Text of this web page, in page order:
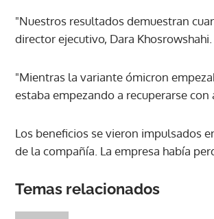
"Nuestros resultados demuestran
director ejecutivo, Dara Khosrowshahi.
"Mientras la variante ómicron
estaba empezando a recuperarse con
Los beneficios se vieron impulsados
de la compañía. La empresa había
Temas relacionados